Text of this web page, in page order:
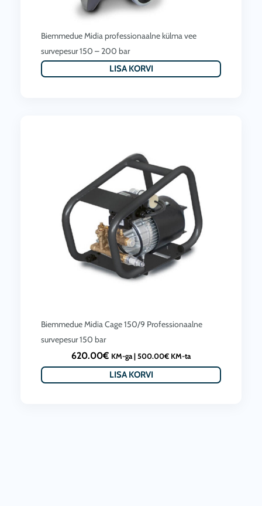
Biemmedue Midia professionaalne külma vee
survepesur 150 – 200 bar
LISA KORVI
Biemmedue Midia Cage 150/9 Professionaalne
survepesur 150 bar
620.00€ KM-ga | 500.00€ KM-ta
LISA KORVI